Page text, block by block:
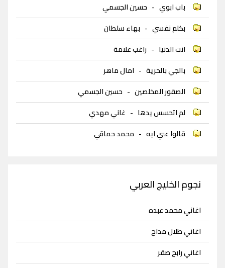
باب ابوي - حسين الجسمي
بكلم نفسي - بهاء سلطان
انت الدنيا - راغب علامة
بالجي بالحرية - امال ماهر
الصقور المخلصين - حسين الجسمي
لم اتحسس يدها - غاني مهدي
قالوا عني ايه - محمد حماقي
نجوم الخليج العربي
اغاني محمد عبده
اغاني طلال مداح
اغاني رابح صقر